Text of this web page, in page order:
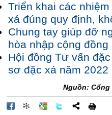
Triển khai các
xá đúng quy định,
Chung tay giúp đỡ
hòa nhập cộng đồng
Hội đồng Tư vấn
sơ đặc xá năm 2022
Nguồn: